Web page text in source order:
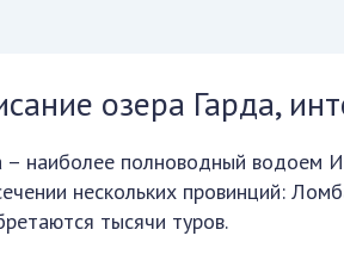
озера Гарда,
– наиболее полноводный водоем
нескольких провинций:
тысячи туров.